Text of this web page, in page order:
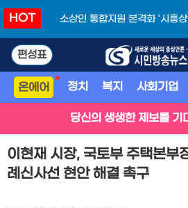
HOT
소상인 통합지원 본격화 ‘시흥상
편성표
온에어 정치 복지 사회기업
당신의 생생한 제보를 기
이현재 시장, 국토부 주택본부
례신사선 현안 해결 촉구